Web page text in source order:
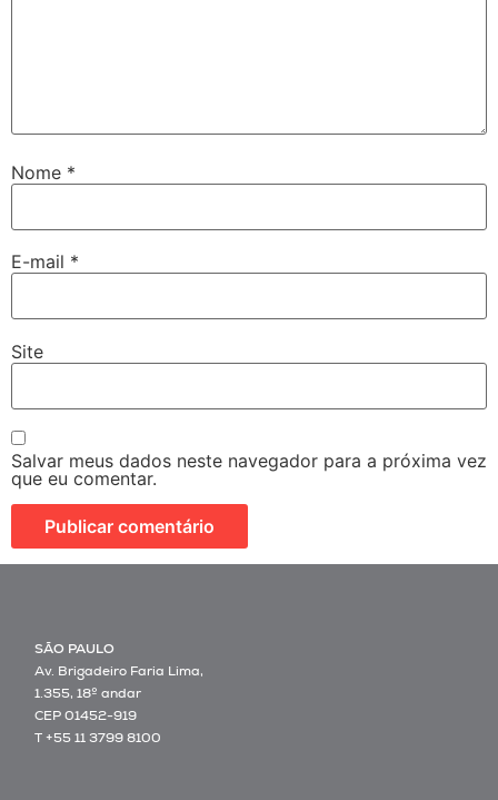
Nome *
E-mail *
Site
Salvar meus dados neste navegador para a próxima vez
que eu comentar.
SÃO PAULO
Av. Brigadeiro Faria Lima,
1.355, 18º andar
CEP 01452-919
T +55 11 3799 8100